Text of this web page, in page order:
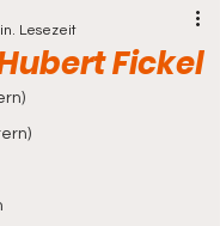
Fickel
Lesezeit